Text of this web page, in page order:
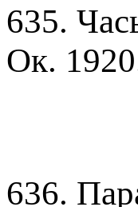
635.
Ок.
636.